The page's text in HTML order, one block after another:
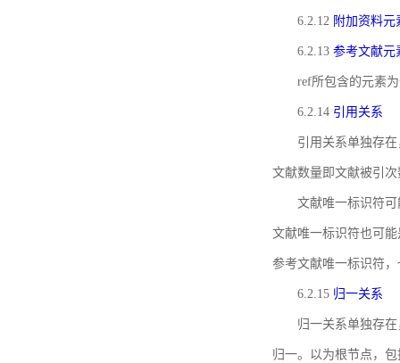
6.2.12 附加资料元
6.2.13 参考文献元
ref所包含的元素
6.2.14 引用关系
引用关系单独存
文献数量即文献被引
文献唯一标识符
文献唯一标识符也可
参考文献唯一标识符
6.2.15 归一关系
归一关系单独存
归一。以为根节点，